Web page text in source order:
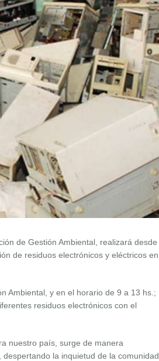
de Gestión Ambiental, realizará desde
de residuos electrónicos y eléctricos en
Ambiental, y en el horario de 9 a 13 hs.;
residuos electrónicos con el
nuestro país, surge de manera
la inquietud de la comunidad